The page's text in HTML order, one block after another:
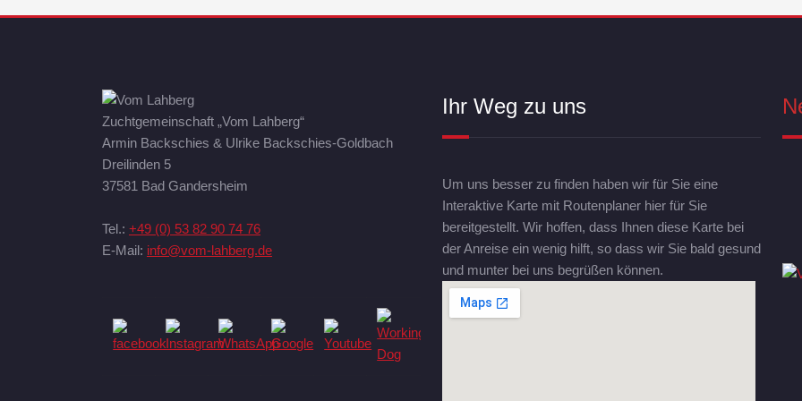
Zuchtgemeinschaft „Vom Lahberg“
Armin Backschies & Ulrike Backschies-Goldbach
Dreilinden 5
37581 Bad Gandersheim
Tel.: +49 (0) 53 82 90 74 76
E-Mail: info@vom-lahberg.de
Ihr Weg zu uns
Um uns besser zu finden haben wir für Sie eine
Interaktive Karte mit Routenplaner hier für Sie
bereitgestellt. Wir hoffen, dass Ihnen diese Karte bei
der Anreise ein wenig hilft, so dass wir Sie bald gesund
und munter bei uns begrüßen können.